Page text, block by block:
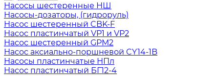
Насосы шестеренные НШ
Насосы-дозаторы, (гидроруль)
Насос шестеренный CBK-F
Насос пластинчатый VP1 и VP2
Насос шестеренный GPM2
Насос аксиально-поршневой CY14-1B
Насосы пластинчатые НПл
Насос пластинчатый БГ12-4